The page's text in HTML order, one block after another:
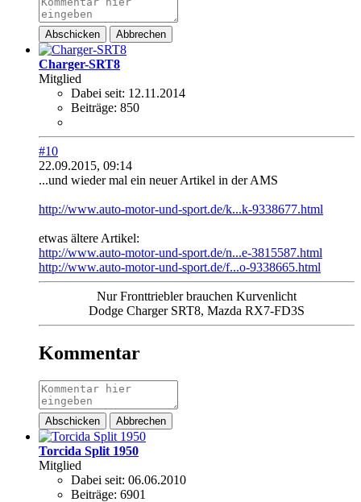
Abschicken Abbrechen
Charger-SRT8
Mitglied
Dabei seit: 12.11.2014
Beiträge: 850
#10
22.09.2015, 09:14
...und wieder mal ein neuer Artikel in der AMS
http://www.auto-motor-und-sport.de/k...k-9338677.html
etwas ältere Artikel:
http://www.auto-motor-und-sport.de/n...e-3815587.html
http://www.auto-motor-und-sport.de/f...o-9338665.html
Nur Fronttriebler brauchen Kurvenlicht
Dodge Charger SRT8, Mazda RX7-FD3S
Kommentar
Abschicken Abbrechen
Torcida Split 1950
Mitglied
Dabei seit: 06.06.2010
Beiträge: 6901